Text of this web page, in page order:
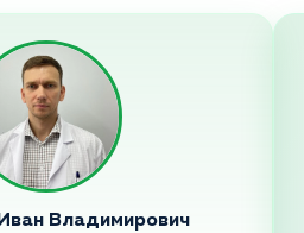
Владимирович